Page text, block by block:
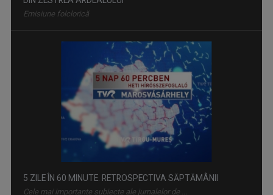
Emisiune folclorică
5 ZILE ÎN 60 MINUTE. RETROSPECTIVA SĂPTĂMÂNII
Cele mai importante subiecte ale jurnalelor de ...